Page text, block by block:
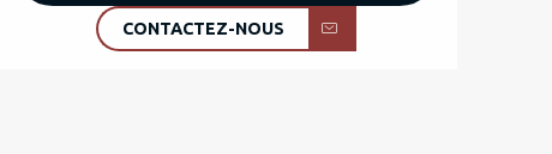
CONTACTEZ-NOUS